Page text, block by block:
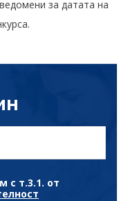
за датата на
с т.3.1. от